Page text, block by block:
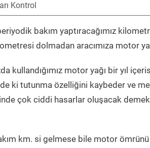
Kontrol
bakım yaptıracağımız
dolmadan aracımıza motor
kullandığımız motor yağı bir yıl
ki tutunma özelliğini kaybeder ve
çok ciddi hasarlar oluşacak
km. si gelmese bile motor